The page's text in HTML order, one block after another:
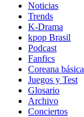
Noticias
Trends
K-Drama
kpop Brasil
Podcast
Fanfics
Coreana básica
Juegos y Test
Glosario
Archivo
Conciertos